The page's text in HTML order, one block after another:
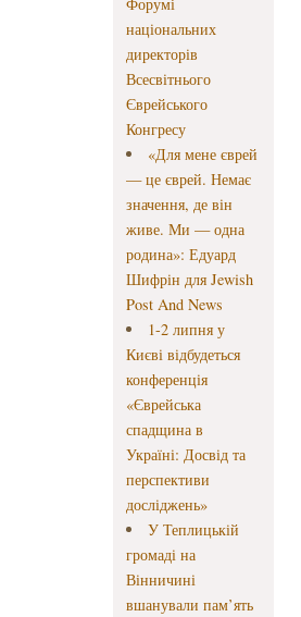
національних
директорів
Всесвітнього
Єврейського
Конгресу
«Для мене єврей
— це єврей. Немає
значення, де він
живе. Ми — одна
родина»: Едуард
Шифрін для Jewish
Post And News
1-2 липня у
Києві відбудеться
конференція
«Єврейська
спадщина в
Україні: Досвід та
перспективи
досліджень»
У Теплицькій
громаді на
Вінничині
вшанували пам’ять